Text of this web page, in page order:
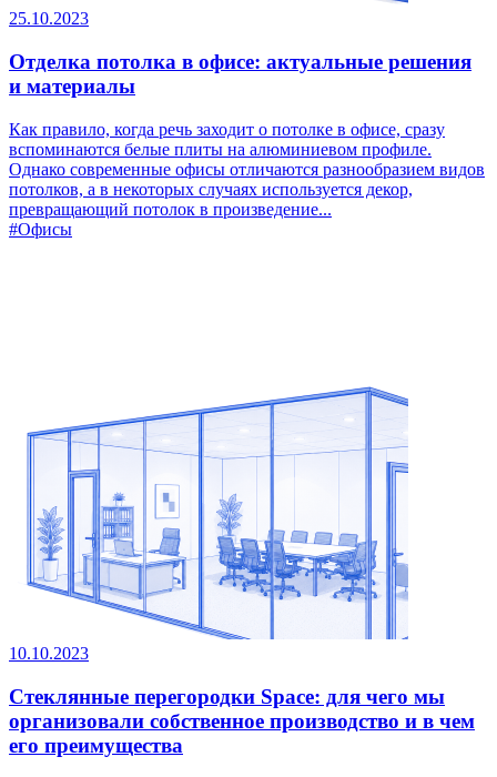
25.10.2023
Отделка потолка в офисе: актуальные решения
и материалы
Как правило, когда речь заходит о потолке в офисе, сразу
вспоминаются белые плиты на алюминиевом профиле.
Однако современные офисы отличаются разнообразием видов
потолков, а в некоторых случаях используется декор,
превращающий потолок в произведение...
#Офисы
10.10.2023
Стеклянные перегородки Space: для чего мы
организовали собственное производство и в чем
его преимущества